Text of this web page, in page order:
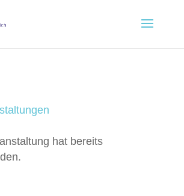
hat bereits